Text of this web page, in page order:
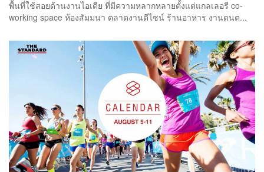
พื้นที่ใช้สอยด้านงานไอเดีย ที่มีความหลากหลายตั้งแต่แกลเลอรี co-
working space ห้องสัมมนา ตลาดงานดีไซน์ ร้านอาหาร งานดนต...